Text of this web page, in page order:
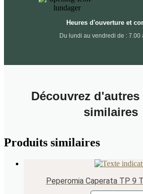
Heures d'ouverture et
Du lundi au vendredi de : 7.00
Découvrez
similaires
Produits similaires
Peperomia Caperata TP 9